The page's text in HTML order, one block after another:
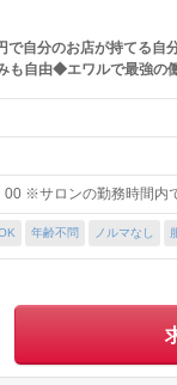
で自分のお店が持てる
も自由◆エワルで最強の
00 ※サロンの勤務時間内
年齢不問 ノルマなし